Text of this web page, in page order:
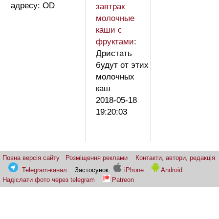
адресу: OD
завтрак
молочные
каши с
фруктами:
Дристать
будут от этих
молочных
каш
2018-05-18
19:20:03
Повна версія сайту Розміщення реклами
Контакти, автори, редакція
Telegram-канал
Застосунок: iPhone
Android
Надіслати фото через telegram
Patreon